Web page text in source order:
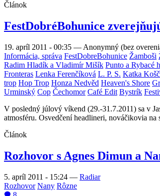
Článok
FestDobréBohunice
19. apríl 2011 - 00:35 — Anonymný (bez
Informácia, správa FestDobreBohunice Žamboši
Radim Hladík a Vladimír Mišík Punto a Rybacé
Fronteras Lenka Ferenčíková L. P. S. Katka
trop Hop Trop Honza Nedvěd Heaven's Shore
Urminský Cop Čechomor Café Edit Bystrík
V posledný júlový víkend (29.-31.7.2011) sa v
atmosféru. Osvedčení headlineri, nováčikovia
Článok
Rozhovor s Agnes Dimun a
5. apríl 2011 - 15:24 — Radiar
Rozhovor Nany Rôzne